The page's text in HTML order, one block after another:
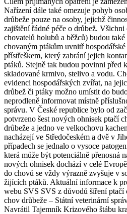
Nařízení dále také omezuje pohyb
drůbeže pouze na osoby, jejichž
zajištění řádné péče o drůbež.
chovatelů holubů a běžců) budou
chovaným ptákům uvnitř
přístřeškem, který zabrání jejich
ptáků. Stejně tak budou povinni před
skladované krmivo, stelivo a vodu.
evidenci hospodářských zvířat, na
drůbež či ptáky možno umístit do
neprodleně informovat místně
správu. V České republice bylo od
potvrzeno šest nových ohnisek ptačí
drůbeže a jedno ve velkochovu
nacházejí ve Středočeském a dvě v
případech se jednalo o vysoce
která může být potenciálně přenosná
nových ohnisek dochází v celé
do chovů se vždy výrazně zvyšuje v
žijících ptáků. Aktuální informace k
webu SVS SVS z důvodů šíření
chov drůbeže – Státní veterinární
Navrátil Tajemník Krizového štábu